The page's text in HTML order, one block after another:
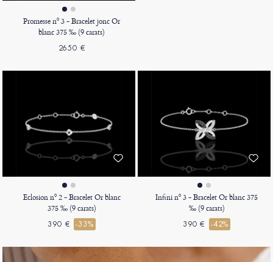
Promesse nº 3 - Bracelet jonc Or
blanc 375 ‰ (9 carats)
2650 €
Eclosion nº 2 - Bracelet Or blanc
375 ‰ (9 carats)
390 € -33%
Infini nº 3 - Bracelet Or blanc 375
‰ (9 carats)
390 € -42%